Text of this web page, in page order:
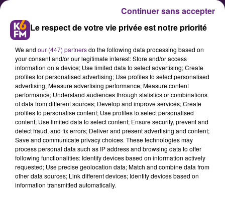
Une campagne de
communication décalée pour le
parc national de forêts
Pour se faire connaitre en cet été
2022, les dirigeants du parc
national de forêts, situé en haute
Le respect de votre vie privée est notre priorité
We and our (447) partnersdo the following data processing based on
your consent and/or our legitimate interest: Store and/or access
information on a device; Use limited data to select advertising; Create
profiles for personalised advertising; Use profiles to select personalised
advertising; Measure advertising performance; Measure content
performance; Understand audiences through statistics or combinations
of data from different sources; Develop and improve services; Create
profiles to personalise content; Use profiles to select personalised
content; Use limited data to select content; Ensure security, prevent and
detect fraud, and fix errors; Deliver and present advertising and content;
Save and communicate privacy choices. These technologies may
process personal data such as IP address and browsing data to offer
following functionalities: Identify devices based on information actively
requested; Use precise geolocation data; Match and combine data from
other data sources; Link different devices; Identify devices based on
information transmitted automatically.
Continuer sans accepter